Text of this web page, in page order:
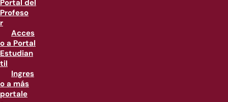
Portal del
Profeso
r
Acces
o a Portal
Estudian
til
Ingres
o a más
portale